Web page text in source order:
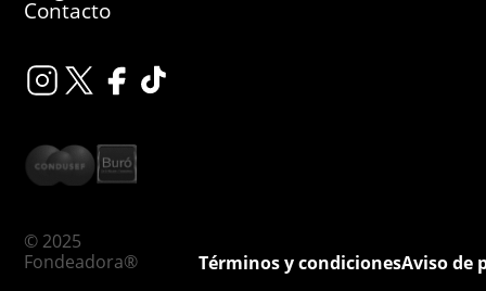
Contacto
© 2025
Fondeadora®
Términos y condicionesAviso de